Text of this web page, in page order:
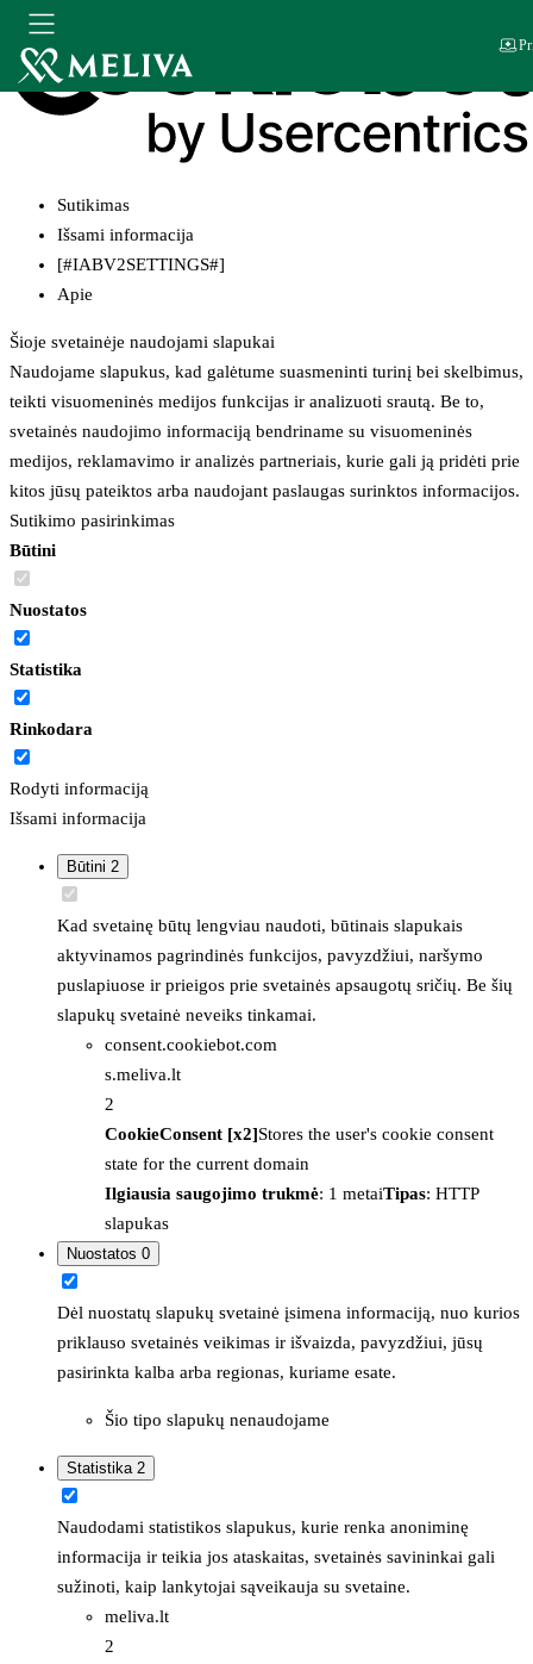
Sutikimas
Išsami informacija
[#IABV2SETTINGS#]
Apie
Šioje svetainėje naudojami slapukai
Naudojame slapukus, kad galėtume suasmeninti turinį bei skelbimus,
teikti visuomeninės medijos funkcijas ir analizuoti srautą. Be to,
svetainės naudojimo informaciją bendriname su visuomeninės
medijos, reklamavimo ir analizės partneriais, kurie gali ją pridėti prie
kitos jūsų pateiktos arba naudojant paslaugas surinktos informacijos.
Sutikimo pasirinkimas
Būtini
Nuostatos
Statistika
Rinkodara
Rodyti informaciją
Išsami informacija
Būtini 2
Kad svetainę būtų lengviau naudoti, būtinais slapukais
aktyvinamos pagrindinės funkcijos, pavyzdžiui, naršymo
puslapiuose ir prieigos prie svetainės apsaugotų sričių. Be šių
slapukų svetainė neveiks tinkamai.
consent.cookiebot.com
s.meliva.lt
2
CookieConsent [x2]Stores the user's cookie consent
state for the current domain
Ilgiausia saugojimo trukmė: 1 metaiTipas: HTTP
slapukas
Nuostatos 0
Dėl nuostatų slapukų svetainė įsimena informaciją, nuo kurios
priklauso svetainės veikimas ir išvaizda, pavyzdžiui, jūsų
pasirinkta kalba arba regionas, kuriame esate.
Šio tipo slapukų nenaudojame
Statistika 2
Naudodami statistikos slapukus, kurie renka anoniminę
informacija ir teikia jos ataskaitas, svetainės savininkai gali
sužinoti, kaip lankytojai sąveikauja su svetaine.
meliva.lt
2